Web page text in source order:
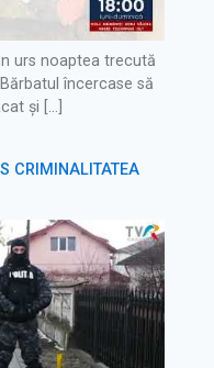
urs noaptea trecută
încercase să
și […]
CRIMINALITATEA